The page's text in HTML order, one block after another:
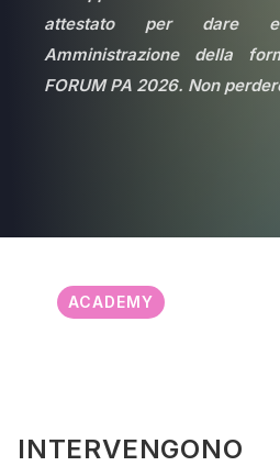
attestato per dare
Amministrazione della
FORUM PA 2026. Non
INTERVENGONO
ACADEMY